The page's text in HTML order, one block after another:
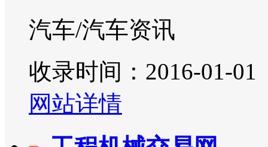
汽车/汽车资讯
收录时间：2016-01-01
网站详情